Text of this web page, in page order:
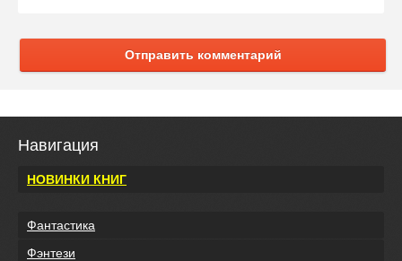
Отправить комментарий
Навигация
НОВИНКИ КНИГ
Фантастика
Фэнтези